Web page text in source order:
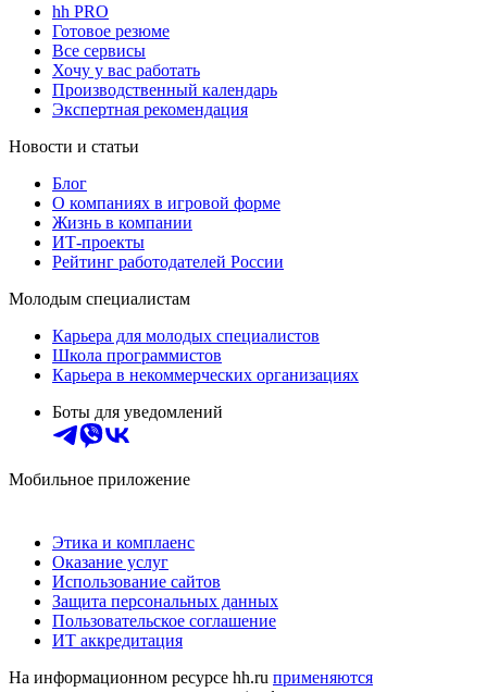
hh PRO
Готовое резюме
Все сервисы
Хочу у вас работать
Производственный календарь
Экспертная рекомендация
Новости и статьи
Блог
О компаниях в игровой форме
Жизнь в компании
ИТ-проекты
Рейтинг работодателей России
Молодым специалистам
Карьера для молодых специалистов
Школа программистов
Карьера в некоммерческих организациях
Боты для уведомлений
Мобильное приложение
Этика и комплаенс
Оказание услуг
Использование сайтов
Защита персональных данных
Пользовательское соглашение
ИТ аккредитация
На информационном ресурсе hh.ru применяются